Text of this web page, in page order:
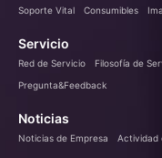
Soporte Vital Consumibles
Servicio
Red de Servicio Filosofía de
Pregunta&Feedback
Noticias
Noticias de Empresa Actividad